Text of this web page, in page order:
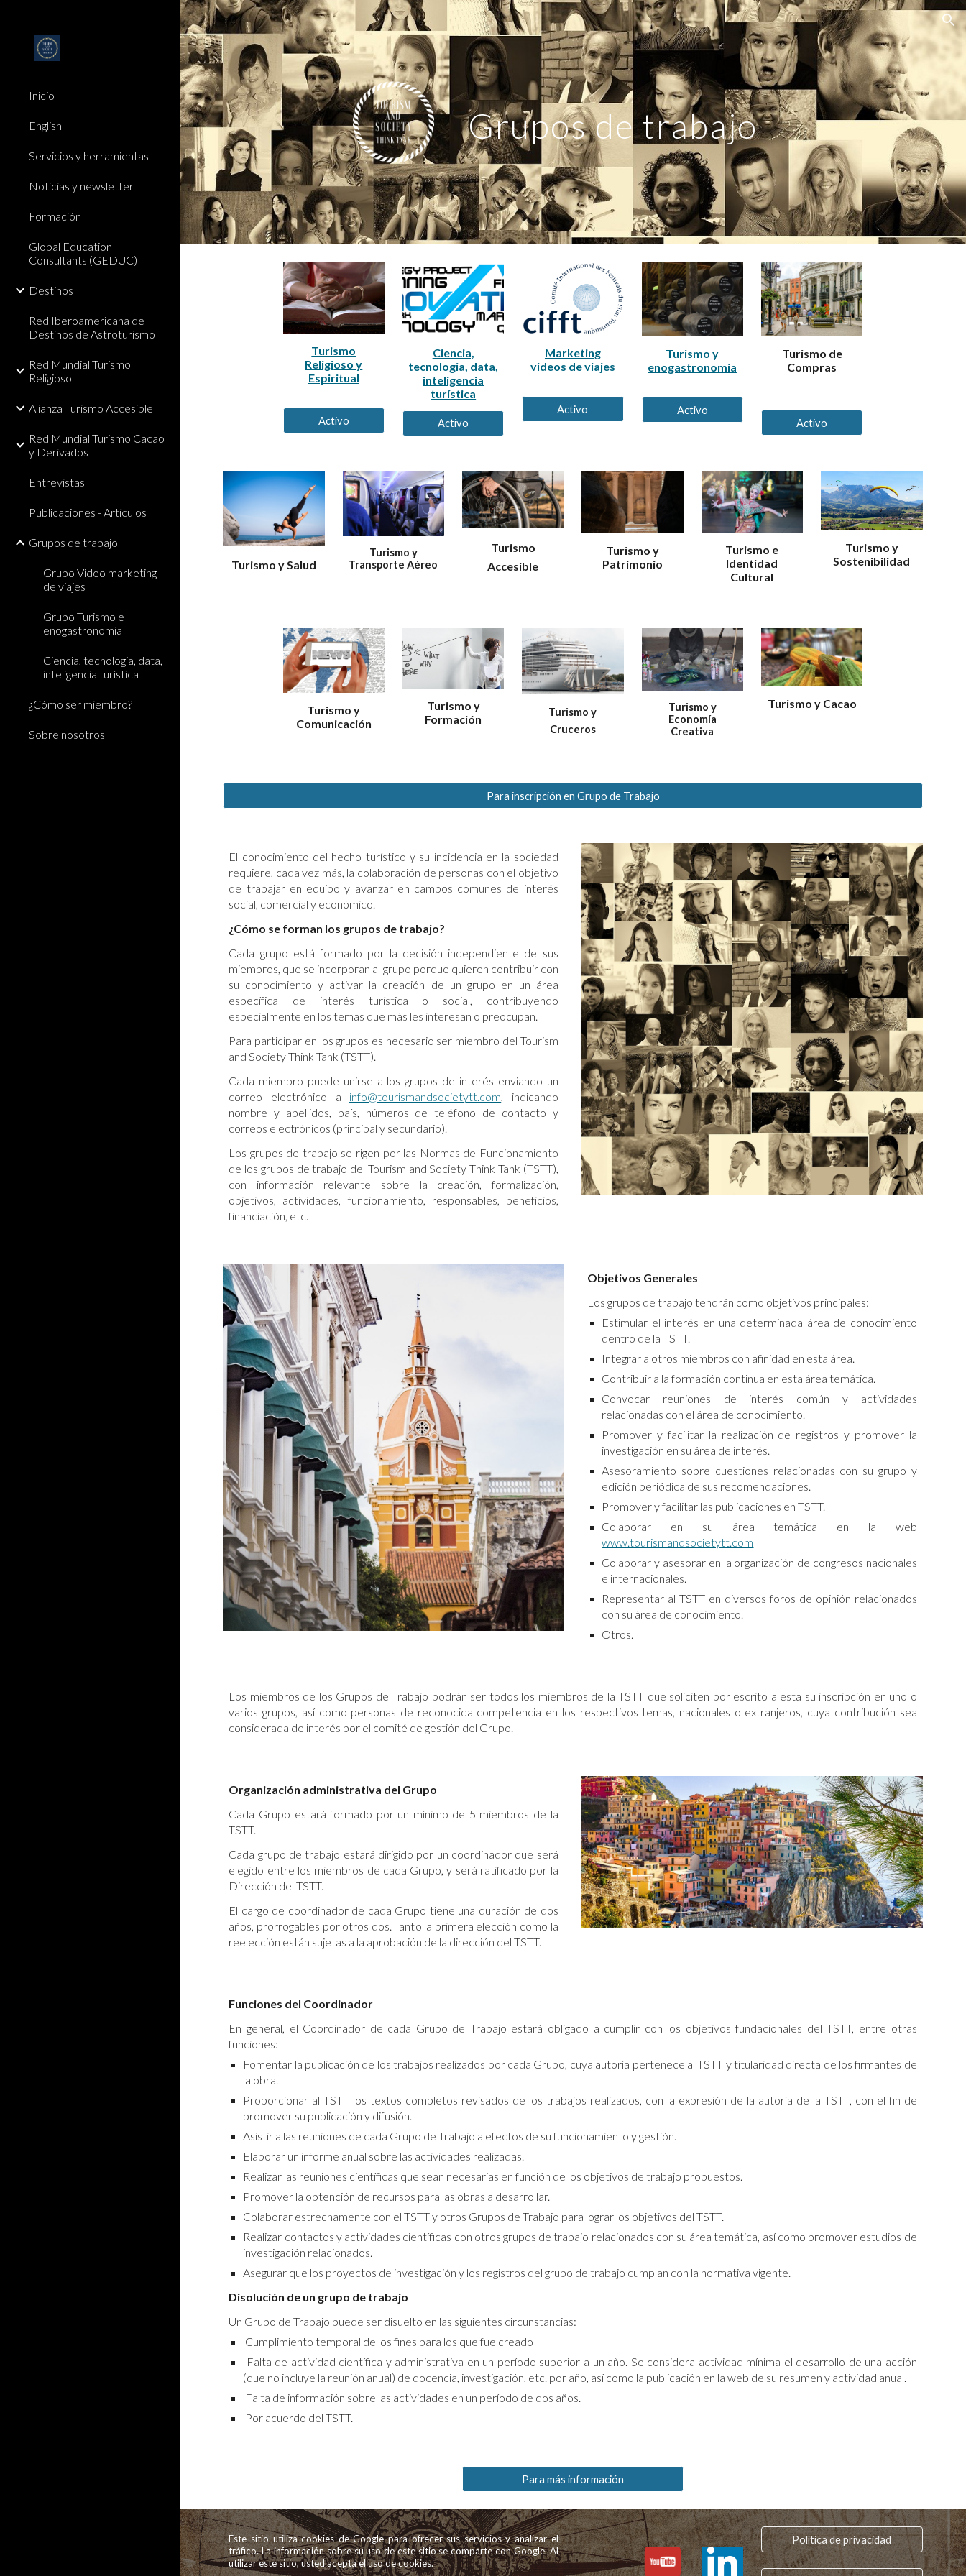
Skip to main content Skip to navigation
Inicio
English
Servicios y herramientas
Noticias y newsletter
Formación
Global Education
Consultants (GEDUC)
Destinos
Red Iberoamericana de
Destinos de Astroturismo
Red Mundial Turismo
Religioso
Alianza Turismo Accesible
Red Mundial Turismo Cacao
y Derivados
Entrevistas
Publicaciones - Artículos
Grupos de trabajo
Grupo Video marketing
de viajes
Grupo Turismo e
enogastronomia
Ciencia, tecnologia, data,
inteligencia turística
¿Cómo ser miembro?
Sobre nosotros
Grupos de trabajo
Turismo
Religioso y
Espiritual
Activo
Ciencia,
tecnologia, data,
inteligencia
turística
Activo
Marketing
videos de viajes
Activo
Turismo y
enogastronomía
Activo
Turismo de
Compras
Activo
Turismo y Salud
Turismo y
Transporte Aéreo
Turismo
Accesible
Turismo y
Patrimonio
Turismo e
Identidad
Cultural
Turismo y
Sostenibilidad
Turismo y
Comunicación
Turismo y
Formación
Turismo y
Cruceros
Turismo y
Economía
Creativa
Turismo y Cacao
Para inscripción en Grupo de Trabajo
El conocimiento del hecho turístico y su incidencia en la sociedad
requiere, cada vez más, la colaboración de personas con el objetivo
de trabajar en equipo y avanzar en campos comunes de interés
social, comercial y económico.
¿Cómo se forman los grupos de trabajo?
Cada grupo está formado por la decisión independiente de sus
miembros, que se incorporan al grupo porque quieren contribuir con
su conocimiento y activar la creación de un grupo en un área
específica de interés turística o social, contribuyendo
especialmente en los temas que más les interesan o preocupan.
Para participar en los grupos es necesario ser miembro del Tourism
and Society Think Tank (TSTT).
Cada miembro puede unirse a los grupos de interés enviando un
correo electrónico a info@tourismandsocietytt.com, indicando
nombre y apellidos, país, números de teléfono de contacto y
correos electrónicos (principal y secundario).
Los grupos de trabajo se rigen por las Normas de Funcionamiento
de los grupos de trabajo del Tourism and Society Think Tank (TSTT),
con información relevante sobre la creación, formalización,
objetivos, actividades, funcionamiento, responsables, beneficios,
financiación, etc.
Objetivos Generales
Los grupos de trabajo tendrán como objetivos principales:
Estimular el interés en una determinada área de conocimiento
dentro de la TSTT.
Integrar a otros miembros con afinidad en esta área.
Contribuir a la formación continua en esta área temática.
Convocar reuniones de interés común y actividades
relacionadas con el área de conocimiento.
Promover y facilitar la realización de registros y promover la
investigación en su área de interés.
Asesoramiento sobre cuestiones relacionadas con su grupo y
edición periódica de sus recomendaciones.
Promover y facilitar las publicaciones en TSTT.
Colaborar en su área temática en la web
www.tourismandsocietytt.com
Colaborar y asesorar en la organización de congresos nacionales
e internacionales.
Representar al TSTT en diversos foros de opinión relacionados
con su área de conocimiento.
Otros.
Los miembros de los Grupos de Trabajo podrán ser todos los miembros de la TSTT que soliciten por escrito a esta su inscripción en uno o
varios grupos, así como personas de reconocida competencia en los respectivos temas, nacionales o extranjeros, cuya contribución sea
considerada de interés por el comité de gestión del Grupo.
Organización administrativa del Grupo
Cada Grupo estará formado por un mínimo de 5 miembros de la
TSTT.
Cada grupo de trabajo estará dirigido por un coordinador que será
elegido entre los miembros de cada Grupo, y será ratificado por la
Dirección del TSTT.
El cargo de coordinador de cada Grupo tiene una duración de dos
años, prorrogables por otros dos. Tanto la primera elección como la
reelección están sujetas a la aprobación de la dirección del TSTT.
Funciones del Coordinador
En general, el Coordinador de cada Grupo de Trabajo estará obligado a cumplir con los objetivos fundacionales del TSTT, entre otras
funciones:
Fomentar la publicación de los trabajos realizados por cada Grupo, cuya autoría pertenece al TSTT y titularidad directa de los firmantes de
la obra.
Proporcionar al TSTT los textos completos revisados de los trabajos realizados, con la expresión de la autoría de la TSTT, con el fin de
promover su publicación y difusión.
Asistir a las reuniones de cada Grupo de Trabajo a efectos de su funcionamiento y gestión.
Elaborar un informe anual sobre las actividades realizadas.
Realizar las reuniones científicas que sean necesarias en función de los objetivos de trabajo propuestos.
Promover la obtención de recursos para las obras a desarrollar.
Colaborar estrechamente con el TSTT y otros Grupos de Trabajo para lograr los objetivos del TSTT.
Realizar contactos y actividades científicas con otros grupos de trabajo relacionados con su área temática, así como promover estudios de
investigación relacionados.
Asegurar que los proyectos de investigación y los registros del grupo de trabajo cumplan con la normativa vigente.
Disolución de un grupo de trabajo
Un Grupo de Trabajo puede ser disuelto en las siguientes circunstancias:
Cumplimiento temporal de los fines para los que fue creado
Falta de actividad científica y administrativa en un período superior a un año. Se considera actividad mínima el desarrollo de una acción
(que no incluye la reunión anual) de docencia, investigación, etc. por año, así como la publicación en la web de su resumen y actividad anual.
Falta de información sobre las actividades en un período de dos años.
Por acuerdo del TSTT.
Para más información
Este sitio utiliza cookies de Google para ofrecer sus servicios y analizar el
tráfico. La información sobre su uso de este sitio se comparte con Google. Al
utilizar este sitio, usted acepta el uso de cookies.
Política de privacidad